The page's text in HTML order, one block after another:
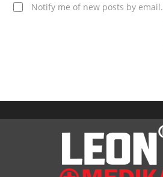
Notify me of new posts by email.